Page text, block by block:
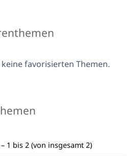
favorisierten Themen.
1 bis 2 (von insgesamt 2)